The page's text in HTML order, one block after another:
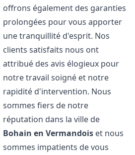
offrons également des garanties
prolongées pour vous apporter
une tranquillité d'esprit. Nos
clients satisfaits nous ont
attribué des avis élogieux pour
notre travail soigné et notre
rapidité d'intervention. Nous
sommes fiers de notre
réputation dans la ville de
Bohain en Vermandois et nous
sommes impatients de vous